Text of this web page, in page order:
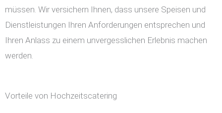
müssen. Wir versichern Ihnen, dass unsere Speisen und
Dienstleistungen Ihren Anforderungen entsprechen und
Ihren Anlass zu einem unvergesslichen Erlebnis machen
werden.
Vorteile von Hochzeitscatering